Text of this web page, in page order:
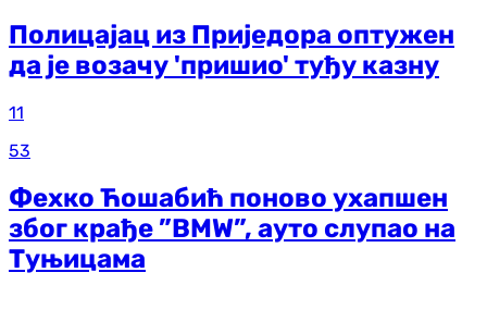
Полицајац из Приједора оптужен
да је возачу 'пришио' туђу казну
11
53
Фехко Ћошабић поново ухапшен
због крађе ”BMW”, ауто слупао на
Туњицама